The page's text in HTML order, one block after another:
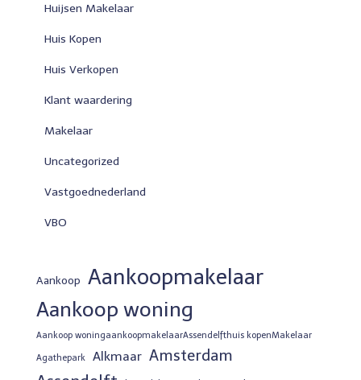
Huijsen Makelaar
Huis Kopen
Huis Verkopen
Klant waardering
Makelaar
Uncategorized
Vastgoednederland
VBO
Aankoop Aankoopmakelaar
Aankoop woning
Aankoop woningaankoopmakelaarAssendelfthuis kopenMakelaar
Agathepark Alkmaar Amsterdam